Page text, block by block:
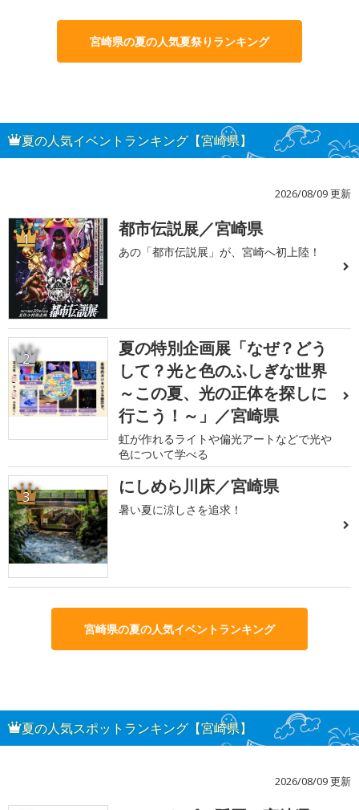
宮崎県の夏の人気夏祭りランキング
夏の人気イベントランキング【宮崎県】
2026/08/09 更新
1 都市伝説展／宮崎県
あの「都市伝説展」が、宮崎へ初上陸！
2
夏の特別企画展「なぜ？どう
して？光と色のふしぎな世界
～この夏、光の正体を探しに
行こう！～」／宮崎県
虹が作れるライトや偏光アートなどで光や
色について学べる
3 にしめら川床／宮崎県
暑い夏に涼しさを追求！
宮崎県の夏の人気イベントランキング
夏の人気スポットランキング【宮崎県】
2026/08/09 更新